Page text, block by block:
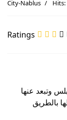
City-Nablus Hits:
Ratings
وتبعد عنها
بالطريق